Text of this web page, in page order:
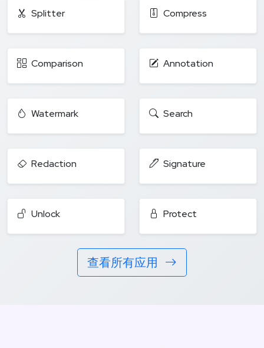
Splitter Compress
Comparison Annotation
Watermark Search
Redaction Signature
Unlock Protect
查看所有应用